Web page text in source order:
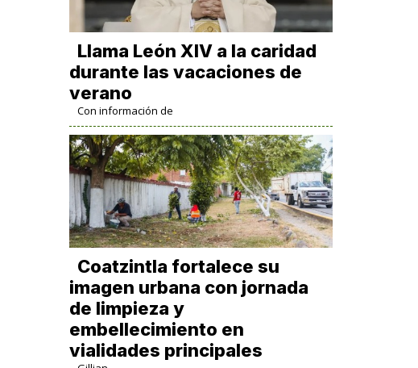
Llama León XIV a la caridad
durante las vacaciones de
verano
Con información de
Coatzintla fortalece su
imagen urbana con jornada
de limpieza y
embellecimiento en
vialidades principales